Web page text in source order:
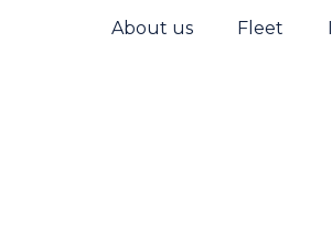
About us Fleet